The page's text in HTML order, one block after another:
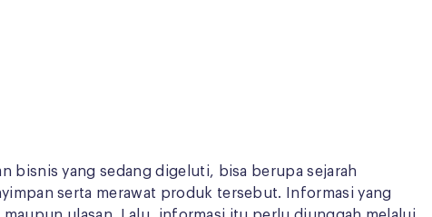
bisnis yang sedang digeluti, bisa berupa sejarah
serta merawat produk tersebut. Informasi yang